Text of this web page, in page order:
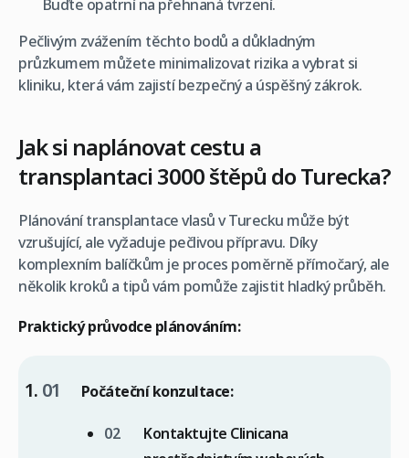
Buďte opatrní na přehnaná tvrzení.
Pečlivým zvážením těchto bodů a důkladným
průzkumem můžete minimalizovat rizika a vybrat si
kliniku, která vám zajistí bezpečný a úspěšný zákrok.
Jak si naplánovat cestu a
transplantaci 3000 štěpů do Turecka?
Plánování transplantace vlasů v Turecku může být
vzrušující, ale vyžaduje pečlivou přípravu. Díky
komplexním balíčkům je proces poměrně přímočarý, ale
několik kroků a tipů vám pomůže zajistit hladký průběh.
Praktický průvodce plánováním:
Počáteční konzultace:
Kontaktujte Clinicana